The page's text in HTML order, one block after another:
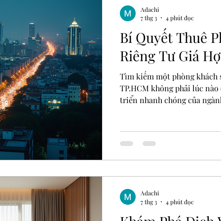
help you discover the be
Bí Quyết Thuê
Riêng Tư Giá
Tìm kiếm một phòng khách
TP.HCM không phải lúc
triển nhanh chóng của
phòng khách sạn theo giờ
bảo trải nghiệm thoải mái,
Adachi
7 thg 3
4 phút đọc
Adachi
7 thg 3
4 phút đọc